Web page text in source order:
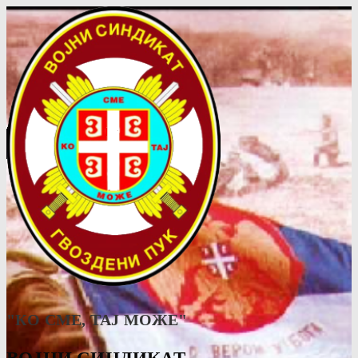
"КО СМЕ, ТАJ МОЖЕ"